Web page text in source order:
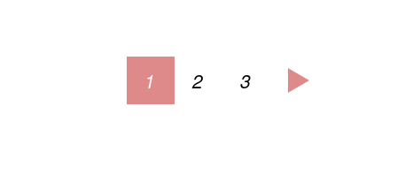
1 2 3